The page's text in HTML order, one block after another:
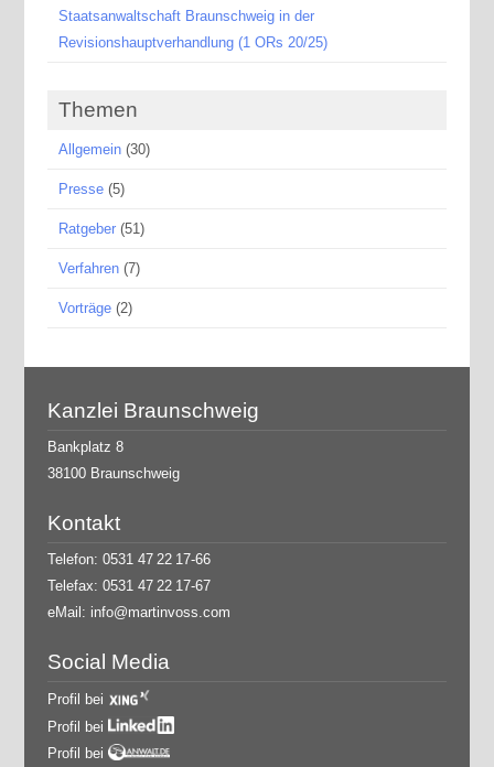
Staatsanwaltschaft Braunschweig in der
Revisionshauptverhandlung (1 ORs 20/25)
Themen
Allgemein(30)
Presse(5)
Ratgeber(51)
Verfahren(7)
Vorträge(2)
Kanzlei Braunschweig
Bankplatz 8
38100 Braunschweig
Kontakt
Telefon: 0531 47 22 17-66
Telefax: 0531 47 22 17-67
eMail: info@martinvoss.com
Social Media
Profil bei
Profil bei
Profil bei